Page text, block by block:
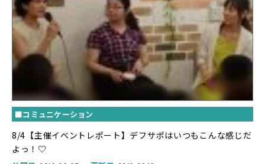
■コミュニケーション
8/4【主催イベントレポート】デフサポはいつもこんな感じだ
よっ！♡